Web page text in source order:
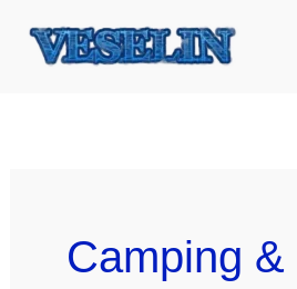
Camping &